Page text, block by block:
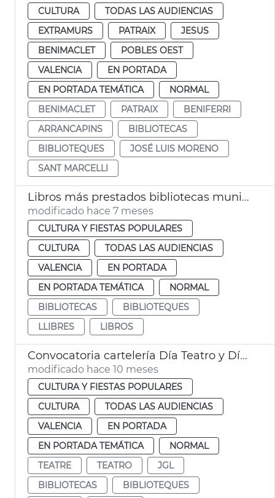
CULTURA
TODAS LAS AUDIENCIAS
EXTRAMURS
PATRAIX
JESUS
BENIMACLET
POBLES OEST
VALENCIA
EN PORTADA
EN PORTADA TEMÁTICA
NORMAL
BENIMACLET
PATRAIX
BENIFERRI
ARRANCAPINS
BIBLIOTECAS
BIBLIOTEQUES
JOSÉ LUIS MORENO
SANT MARCELLI
Libros más prestados bibliotecas municipales València 2025
modificado hace 7 meses
CULTURA Y FIESTAS POPULARES
CULTURA
TODAS LAS AUDIENCIAS
VALENCIA
EN PORTADA
EN PORTADA TEMÁTICA
NORMAL
BIBLIOTECAS
BIBLIOTEQUES
LLIBRES
LIBROS
Convocatoria cartelería Día Teatro y Día Bibliotecas València
modificado hace 10 meses
CULTURA Y FIESTAS POPULARES
CULTURA
TODAS LAS AUDIENCIAS
VALENCIA
EN PORTADA
EN PORTADA TEMÁTICA
NORMAL
TEATRE
TEATRO
JGL
BIBLIOTECAS
BIBLIOTEQUES